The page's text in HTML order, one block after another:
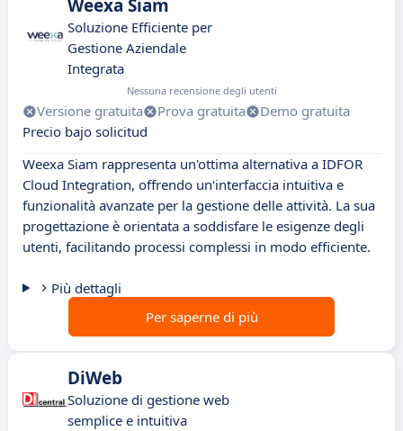
Weexa Siam
Soluzione Efficiente per
Gestione Aziendale
Integrata
Nessuna recensione degli utenti
Versione gratuita Prova gratuita
Demo gratuita
Precio bajo solicitud
Weexa Siam rappresenta un'ottima alternativa a IDFOR
Cloud Integration, offrendo un'interfaccia intuitiva e
funzionalità avanzate per la gestione delle attività. La sua
progettazione è orientata a soddisfare le esigenze degli
utenti, facilitando processi complessi in modo efficiente.
Più dettagli
Per saperne di più
DiWeb
Soluzione di gestione web
semplice e intuitiva